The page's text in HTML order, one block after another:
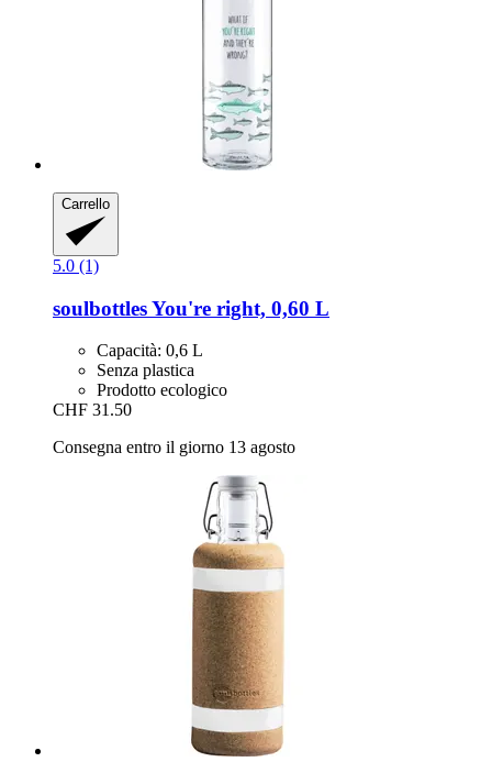
Carrello
5.0 (1)
soulbottlesYou're right, 0,60 L
Capacità: 0,6 L
Senza plastica
Prodotto ecologico
CHF 31.50
Consegna entro il giorno 13 agosto